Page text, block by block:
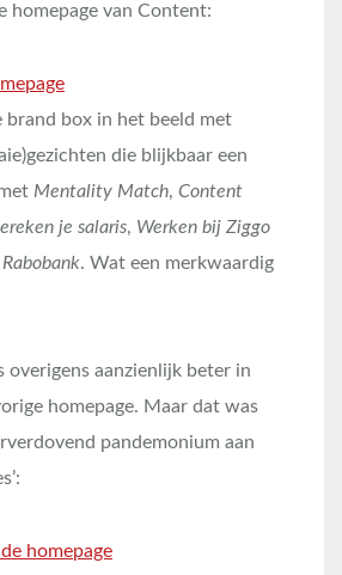
homepage van Content:
brand box in het beeld met
die blijkbaar een
Mentality Match, Content
je salaris, Werken bij Ziggo
. Wat een merkwaardig
overigens aanzienlijk beter in
homepage. Maar dat was
pandemonium aan